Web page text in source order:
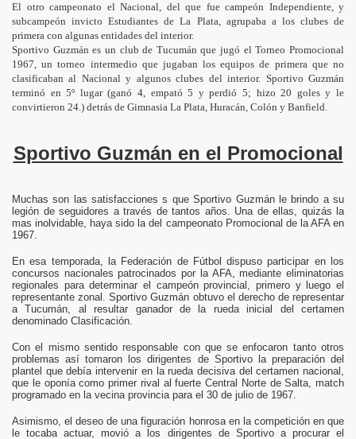
El otro campeonato el Nacional, del que fue campeón Independiente, y
subcampeón invicto Estudiantes de La Plata, agrupaba a los clubes de
primera con algunas entidades del interior.
Sportivo Guzmán es un club de Tucumán que jugó el Torneo Promocional
1967, un torneo intermedio que jugaban los equipos de primera que no
clasificaban al Nacional y algunos clubes del interior. Sportivo Guzmán
terminó en 5º lugar (ganó 4, empató 5 y perdió 5; hizo 20 goles y le
convirtieron 24.) detrás de Gimnasia La Plata, Huracán, Colón y Banfield.
Sportivo Guzmán en el Promocional
Muchas son las satisfacciones s que Sportivo Guzmán le brindo a su
legión de seguidores a través de tantos años. Una de ellas, quizás la
mas inolvidable, haya sido la del campeonato Promocional de la AFA en
1967.
En esa temporada, la Federación de Fútbol dispuso participar en los
concursos nacionales patrocinados por la AFA, mediante eliminatorias
regionales para determinar el campeón provincial, primero y luego el
representante zonal. Sportivo Guzmán obtuvo el derecho de representar
a Tucumán, al resultar ganador de la rueda inicial del certamen
denominado Clasificación.
Con el mismo sentido responsable con que se enfocaron tanto otros
problemas así tomaron los dirigentes de Sportivo la preparación del
plantel que debía intervenir en la rueda decisiva del certamen nacional,
que le oponía como primer rival al fuerte Central Norte de Salta, match
programado en la vecina provincia para el 30 de julio de 1967.
Asimismo, el deseo de una figuración honrosa en la competición en que
le tocaba actuar, movió a los dirigentes de Sportivo a procurar el